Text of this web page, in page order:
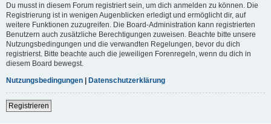
Du musst in diesem Forum registriert sein, um dich anmelden zu können. Die
Registrierung ist in wenigen Augenblicken erledigt und ermöglicht dir, auf
weitere Funktionen zuzugreifen. Die Board-Administration kann registrierten
Benutzern auch zusätzliche Berechtigungen zuweisen. Beachte bitte unsere
Nutzungsbedingungen und die verwandten Regelungen, bevor du dich
registrierst. Bitte beachte auch die jeweiligen Forenregeln, wenn du dich in
diesem Board bewegst.
Nutzungsbedingungen | Datenschutzerklärung
Registrieren